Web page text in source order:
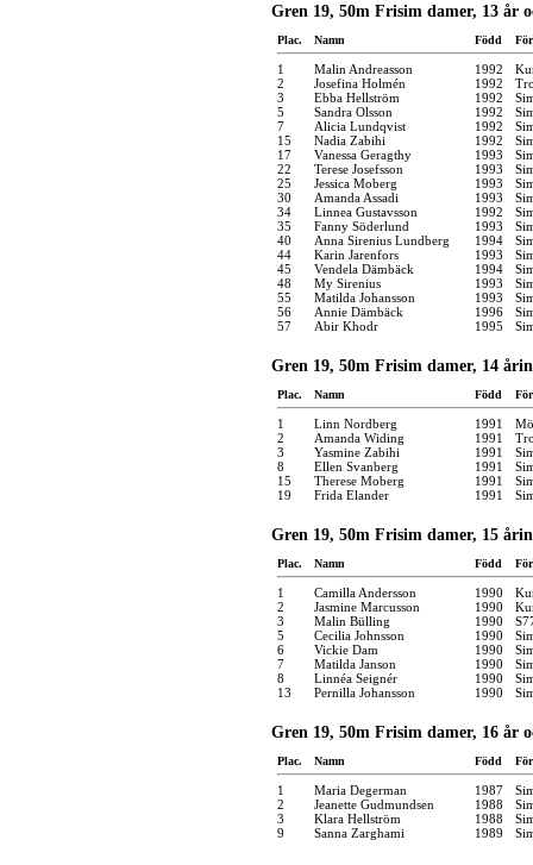
Gren 19, 50m Frisim damer, 13 år
Plac. Namn Född
1 Malin Andreasson 1992
2
Josefina Holmén 1992
3
Ebba Hellström 1992
5
Sandra Olsson 1992
7
Alicia Lundqvist 1992
15
Nadia Zabihi 1992
17
Vanessa Geragthy 1993
22
Terese Josefsson 1993
25
Jessica Moberg 1993
30
Amanda Assadi 1993
34
Linnea Gustavsson 1992
35
Fanny Söderlund 1993
40
Anna Sirenius Lundberg 1994
44
Karin Jarenfors 1993
45
Vendela Dämbäck 1994
48
My Sirenius 1993
55
Matilda Johansson 1993
56
Annie Dämbäck 1996
57
Abir Khodr 1995
Gren 19, 50m Frisim damer, 14
Plac. Namn Född
1 Linn Nordberg 1991
2
Amanda Widing 1991
3
Yasmine Zabihi 1991
8
Ellen Svanberg 1991
15
Therese Moberg 1991
19
Frida Elander 1991
Gren 19, 50m Frisim damer, 15
Plac. Namn Född
1 Camilla Andersson 1990
2
Jasmine Marcusson 1990
3
Malin Bülling 1990
5
Cecilia Johnsson 1990
6
Vickie Dam 1990
7
Matilda Janson 1990
8
Linnéa Seignér 1990
13
Pernilla Johansson 1990
Gren 19, 50m Frisim damer, 16 år
Plac. Namn Född
1 Maria Degerman 1987
2
Jeanette Gudmundsen 1988
3
Klara Hellström 1988
9
Sanna Zarghami 1989